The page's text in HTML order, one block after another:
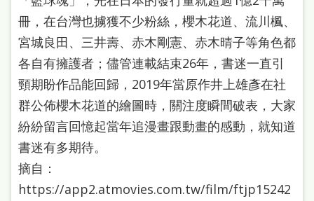
見
問
答
雙
語
詞
彙
台
冊，在台灣也擄獲不少粉絲，櫻木花道、流川楓、
宮城良田、三井壽、赤木剛憲、赤木晴子等角色都
各自有擁護者；儘管連載結束26年，書迷一直引
頸期盼作品能回歸，2019年當原作井上雄彥在社
群公佈櫻木花道的繪圖時，關注度瞬間破表，大家
紛紛留言回憶起當年追漫畫跟動畫的感動，就知道
書迷有多期待。
摘自：
https://app2.atmovies.com.tw/film/ftjp15242